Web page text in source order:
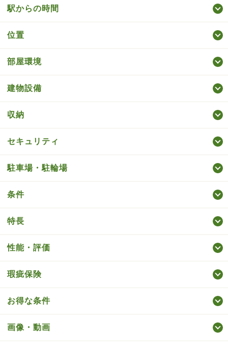
駅からの時間
位置
部屋環境
建物設備
収納
セキュリティ
駐車場・駐輪場
条件
特長
性能・評価
瑕疵保険
お得な条件
画像・動画